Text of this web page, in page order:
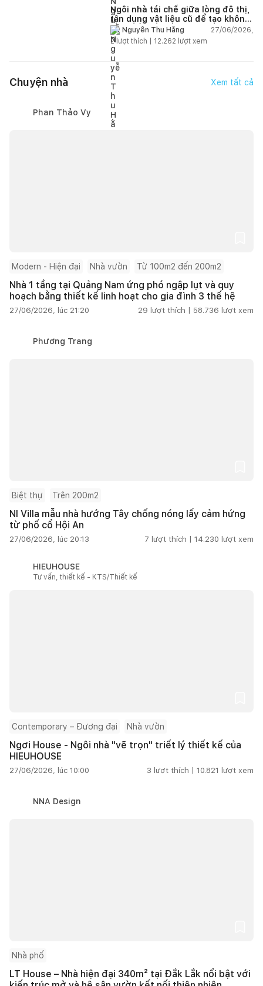
Ngôi nhà tái chế giữa lòng đô thị,
tận dụng vật liệu cũ để tạo không
gian sống linh hoạt
Nguyễn Thu Hằng
27/06/2026,
2lượt thích | 12.262 lượt xem
Chuyện nhà Xem tất cả
Phan Thảo Vy
Modern - Hiện đại Nhà vườn Từ 100m2 đến 200m2
Nhà 1 tầng tại Quảng Nam ứng phó ngập lụt và quy
hoạch bằng thiết kế linh hoạt cho gia đình 3 thế hệ
27/06/2026, lúc 21:20 29 lượt thích | 58.736 lượt xem
Phương Trang
Biệt thự Trên 200m2
NI Villa mẫu nhà hướng Tây chống nóng lấy cảm hứng
từ phố cổ Hội An
27/06/2026, lúc 20:13 7 lượt thích | 14.230 lượt xem
HIEUHOUSE
Tư vấn, thiết kế - KTS/Thiết kế
Contemporary – Đương đại Nhà vườn
Ngơi House - Ngôi nhà "vẽ trọn" triết lý thiết kế của
HIEUHOUSE
27/06/2026, lúc 10:00 3 lượt thích | 10.821 lượt xem
NNA Design
Nhà phố
LT House – Nhà hiện đại 340m² tại Đắk Lắk nổi bật với